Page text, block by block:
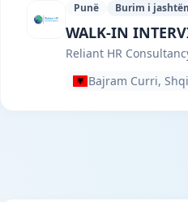
Punë Burim i
Reliant HR
WALK-IN
Reliant HR
Bajram Curri,